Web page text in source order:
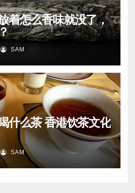
着怎么香味就没了，
SAM
什么茶 香港饮茶文化
SAM